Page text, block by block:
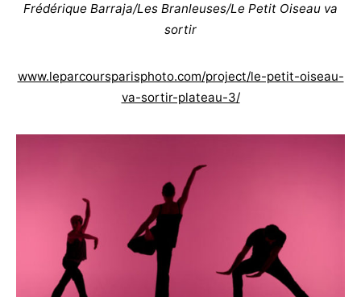
Frédérique Barraja/Les Branleuses/Le Petit Oiseau va
sortir
www.leparcoursparisphoto.com/project/le-petit-oiseau-
va-sortir-plateau-3/